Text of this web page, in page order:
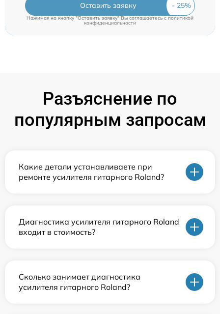
Оставить заявку
Нажимая на кнопку "Оставить заявку" Вы соглашаетесь cполитикой
конфиденциальности
Разъяснение по
популярным запросам
Какие детали устанавливаете при
ремонте усилителя гитарного Roland?
Диагностика усилителя гитарного Roland
входит в стоимость?
Сколько занимает диагностика
усилителя гитарного Roland?